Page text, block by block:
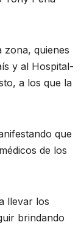
zona, quienes
y al Hospital-
a los que la
que
de los
llevar los
brindando